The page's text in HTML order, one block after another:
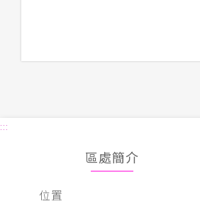
:::
區處簡介
位置